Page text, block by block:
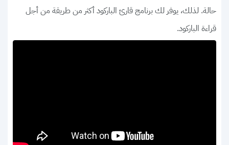
حالة. لذلك، يوفر لك برنامج قارئ الباركود أكثر من طريقة من أجل
قراءة الباركود.